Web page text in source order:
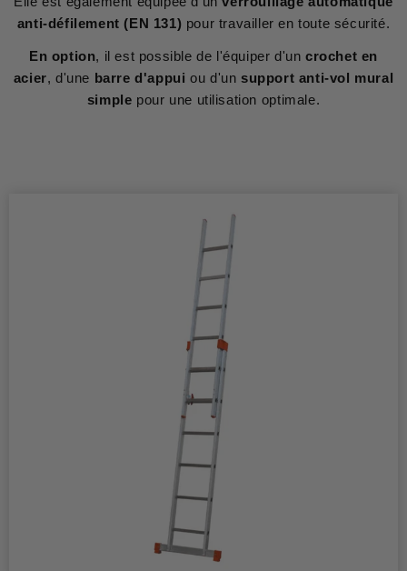
anti-défilement (EN 131) pour travailler en toute sécurité.
En option, il est possible de l'équiper d'un crochet en
acier, d'une barre d'appui ou d'un support anti-vol mural
simple pour une utilisation optimale.